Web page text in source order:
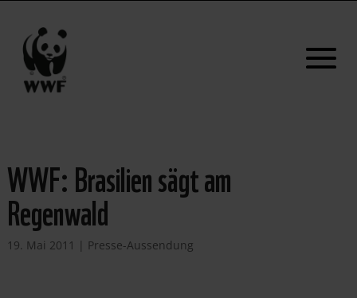
WWF: Brasilien sägt am
Regenwald
19. Mai 2011 | Presse-Aussendung